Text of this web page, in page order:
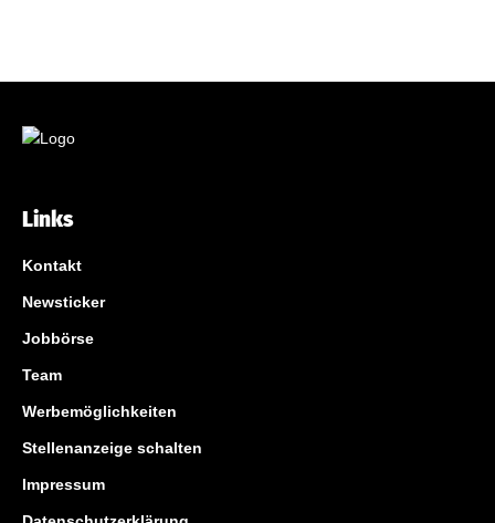
Links
Kontakt
Newsticker
Jobbörse
Team
Werbemöglichkeiten
Stellenanzeige schalten
Impressum